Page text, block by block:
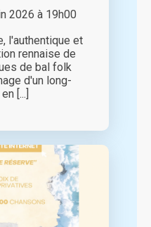
2026 à 19h00
l'authentique et
rennaise de
de bal folk
d'un long-
[...]